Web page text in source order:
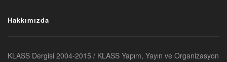
Hakkımızda
KLASS Dergisi 2004-2015 / KLASS Yapım, Yayın ve Organizasyon